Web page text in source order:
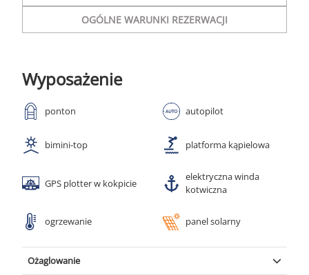
OGÓLNE WARUNKI REZERWACJI
Wyposażenie
ponton autopilot
bimini-top platforma kąpielowa
GPS plotter w kokpicie
elektryczna winda
kotwiczna
ogrzewanie panel solarny
Ożaglowanie